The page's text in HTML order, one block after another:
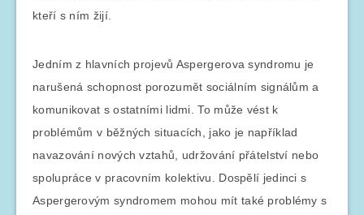
kteří s ním žijí.
Jedním z hlavních projevů Aspergerova syndromu je
narušená schopnost porozumět sociálním signálům a
komunikovat s ostatními lidmi. To může vést k
problémům v běžných situacích, jako je například
navazování nových vztahů, udržování přátelství nebo
spolupráce v pracovním kolektivu. Dospělí jedinci s
Aspergerovým syndromem mohou mít také problémy s